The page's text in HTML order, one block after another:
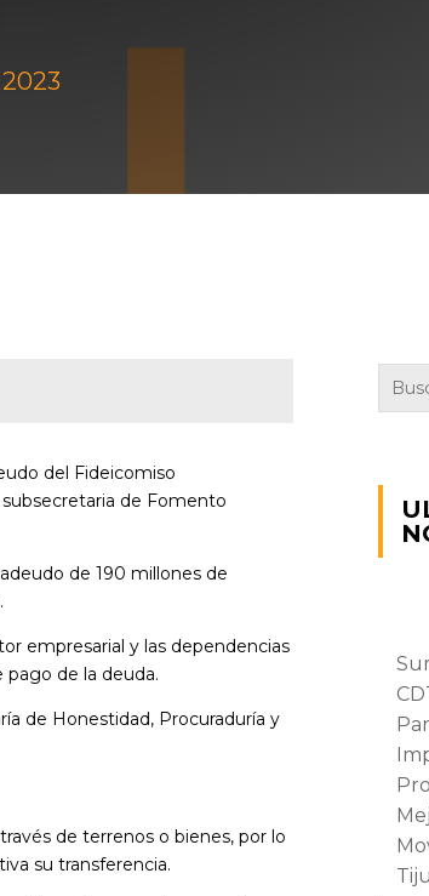
del Fideicomiso
de Fomento
de 190 millones de
empresarial y las dependencias
pago de la deuda.
de Honestidad, Procuraduría y
de terrenos o bienes, por lo
su transferencia.